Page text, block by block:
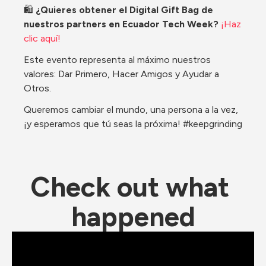
​🛍️ ¿Quieres obtener el Digital Gift Bag de
nuestros partners en Ecuador Tech Week? ¡Haz
clic aquí!
​Este evento representa al máximo nuestros
valores: Dar Primero, Hacer Amigos y Ayudar a
Otros.
​​​Queremos cambiar el mundo, una persona a la vez,
¡y esperamos que tú seas la próxima! #keepgrinding
Check out what
happened